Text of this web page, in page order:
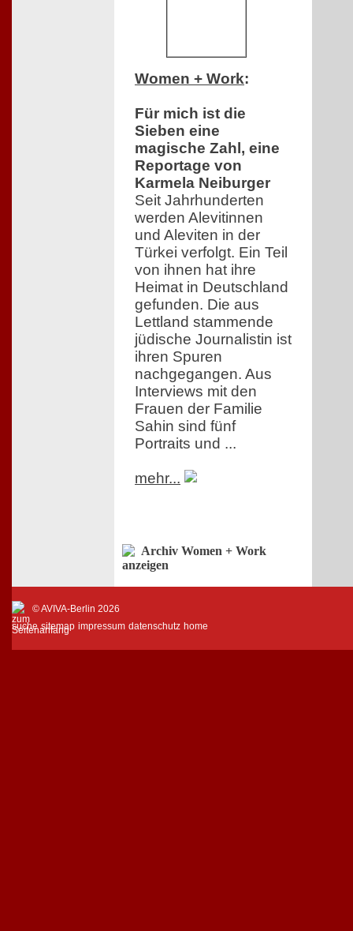
Women + Work:
Für mich ist die
Sieben eine
magische Zahl, eine
Reportage von
Karmela Neiburger
Seit Jahrhunderten
werden Alevitinnen
und Aleviten in der
Türkei verfolgt. Ein Teil
von ihnen hat ihre
Heimat in Deutschland
gefunden. Die aus
Lettland stammende
jüdische Journalistin ist
ihren Spuren
nachgegangen. Aus
Interviews mit den
Frauen der Familie
Sahin sind fünf
Portraits und ...
mehr...
Archiv Women + Work
anzeigen
© AVIVA-Berlin 2026
suche sitemap impressum datenschutz home